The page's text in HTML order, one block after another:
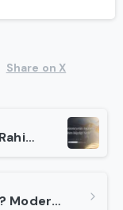
Share on X
Görünmeyenin Anatomisi: Rahim Bilgeliği Nedir?
Kadim İnisiyasyon Nedir? Modern İnsanın Gizlenmiş Alma Kodları